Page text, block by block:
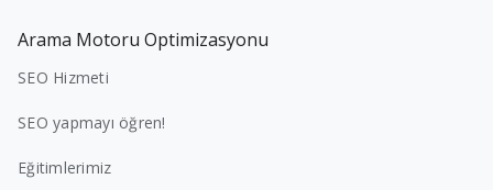
Arama Motoru Optimizasyonu
SEO Hizmeti
SEO yapmayı öğren!
Eğitimlerimiz